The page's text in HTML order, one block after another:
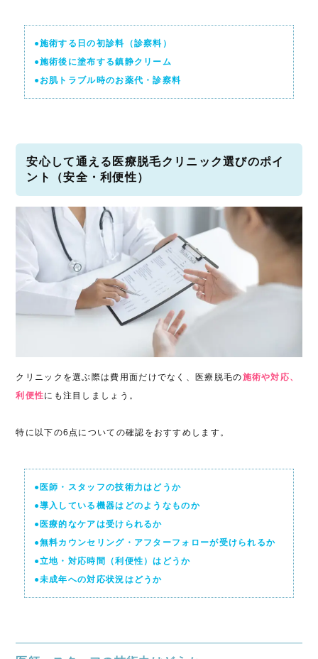
●施術する日の初診料（診察料）
●施術後に塗布する鎮静クリーム
●お肌トラブル時のお薬代・診察料
安心して通える医療脱毛クリニック選びのポイ
ント（安全・利便性）
クリニックを選ぶ際は費用面だけでなく、医療脱毛の施術や対応、
利便性にも注目しましょう。
特に以下の6点についての確認をおすすめします。
●医師・スタッフの技術力はどうか
●導入している機器はどのようなものか
●医療的なケアは受けられるか
●無料カウンセリング・アフターフォローが受けられるか
●立地・対応時間（利便性）はどうか
●未成年への対応状況はどうか